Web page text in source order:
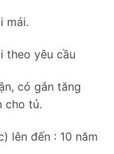
mái.
theo yêu cầu
có gắn tăng
cho tủ.
lên đến : 10 năm